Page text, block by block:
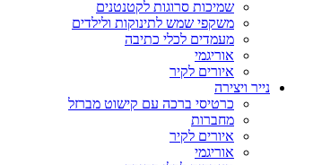
שמיכות סרוגות לקטנטנים
משקפי שמש לתינוקות ולילדים
מעמדים לכלי כתיבה
אוריגמי
איורים לקיר
נייר ויצירה
כרטיסי ברכה עם קישוט מברזל
מחברות
איורים לקיר
אוריגמי